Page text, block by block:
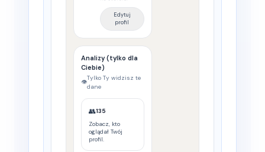
Edytuj
profil
Analizy (tylko dla
Ciebie)
👁️
Tylko Ty widzisz te
dane
👥135
Zobacz, kto
oglądał Twój
profil.